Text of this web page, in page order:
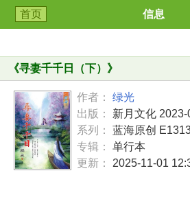
首页 信息
《寻妻千千日（下） 》
作者：
绿光
出版：
新月文化 2023-
系列：
蓝海原创
专辑：
单行本
更新：
2025-11-01